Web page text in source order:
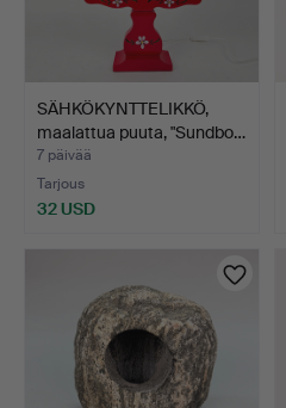
SÄHKÖKYNTTELIKKÖ,
maalattua puuta, "Sundbo…
7 päivää
Tarjous
32 USD